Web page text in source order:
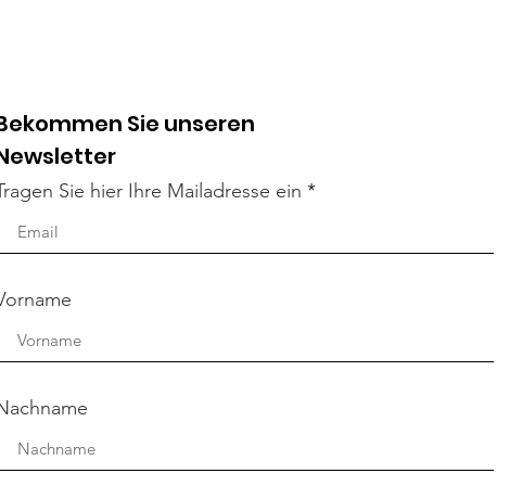
Sie unseren
Sie hier Ihre Mailadresse ein